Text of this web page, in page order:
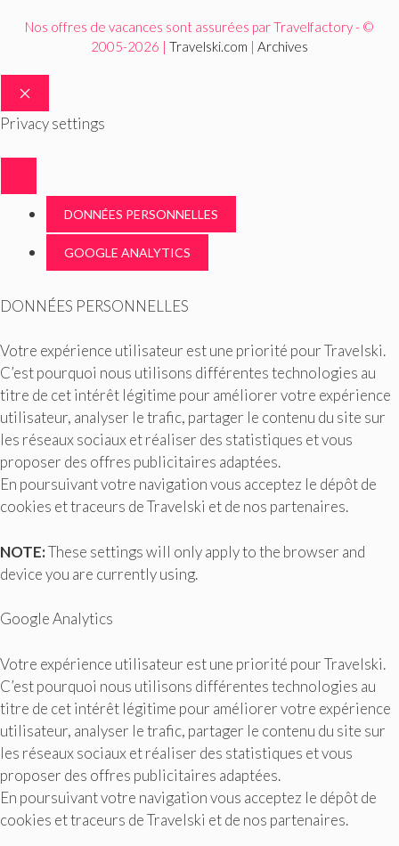
Nos offres de vacances sont assurées par Travelfactory - ©
2005-2026 | Travelski.com | Archives
FERMER
Privacy settings
DONNÉES PERSONNELLES
GOOGLE ANALYTICS
DONNÉES PERSONNELLES
Votre expérience utilisateur est une priorité pour Travelski.
C’est pourquoi nous utilisons différentes technologies au
titre de cet intérêt légitime pour améliorer votre expérience
utilisateur, analyser le trafic, partager le contenu du site sur
les réseaux sociaux et réaliser des statistiques et vous
proposer des offres publicitaires adaptées.
En poursuivant votre navigation vous acceptez le dépôt de
cookies et traceurs de Travelski et de nos partenaires.
NOTE:These settings will only apply to the browser and
device you are currently using.
Google Analytics
Votre expérience utilisateur est une priorité pour Travelski.
C’est pourquoi nous utilisons différentes technologies au
titre de cet intérêt légitime pour améliorer votre expérience
utilisateur, analyser le trafic, partager le contenu du site sur
les réseaux sociaux et réaliser des statistiques et vous
proposer des offres publicitaires adaptées.
En poursuivant votre navigation vous acceptez le dépôt de
cookies et traceurs de Travelski et de nos partenaires.